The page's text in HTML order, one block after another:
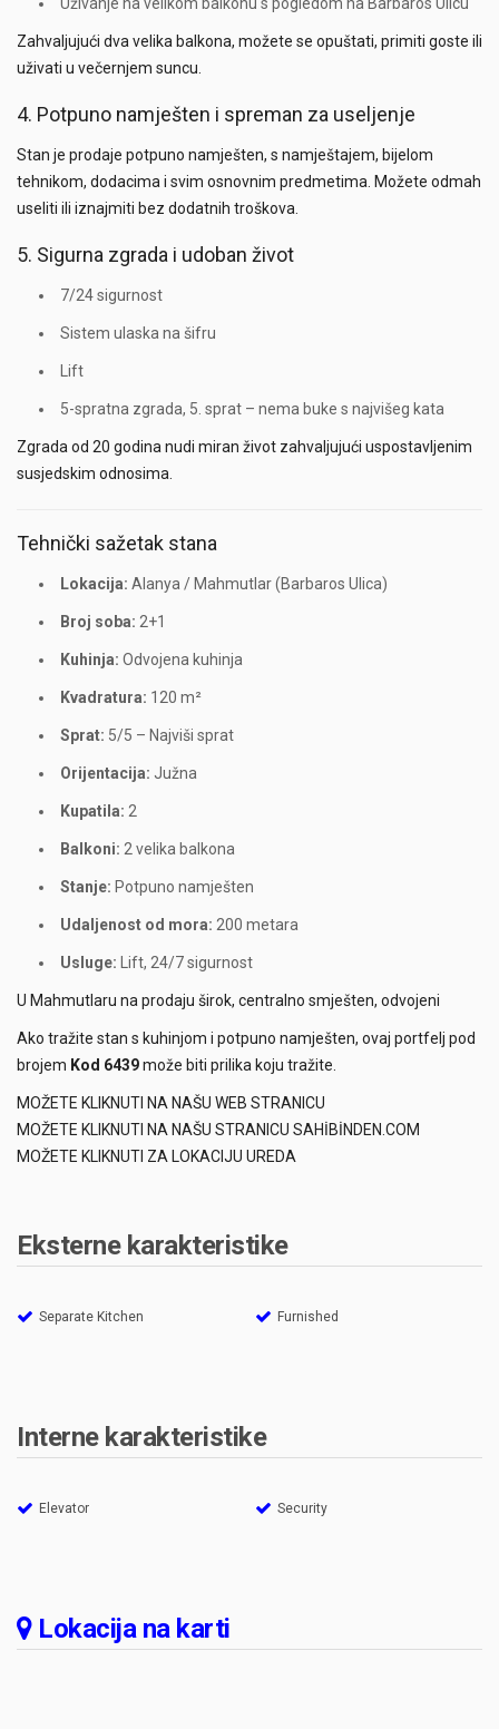
Zahvaljujući dva velika balkona, možete se opuštati, primiti goste ili
uživati u večernjem suncu.
4. Potpuno namješten i spreman za useljenje
Stan je prodaje potpuno namješten, s namještajem, bijelom
tehnikom, dodacima i svim osnovnim predmetima. Možete odmah
useliti ili iznajmiti bez dodatnih troškova.
5. Sigurna zgrada i udoban život
7/24 sigurnost
Sistem ulaska na šifru
Lift
5-spratna zgrada, 5. sprat – nema buke s najvišeg kata
Zgrada od 20 godina nudi miran život zahvaljujući uspostavljenim
susjedskim odnosima.
Tehnički sažetak stana
Lokacija: Alanya / Mahmutlar (Barbaros Ulica)
Broj soba: 2+1
Kuhinja: Odvojena kuhinja
Kvadratura: 120 m²
Sprat: 5/5 – Najviši sprat
Orijentacija: Južna
Kupatila: 2
Balkoni: 2 velika balkona
Stanje: Potpuno namješten
Udaljenost od mora: 200 metara
Usluge: Lift, 24/7 sigurnost
U Mahmutlaru na prodaju širok, centralno smješten, odvojeni
Ako tražite stan s kuhinjom i potpuno namješten, ovaj portfelj pod
brojem Kod 6439može biti prilika koju tražite.
MOŽETE KLIKNUTI NA NAŠU WEB STRANICU
MOŽETE KLIKNUTI NA NAŠU STRANICU SAHİBİNDEN.COM
MOŽETE KLIKNUTI ZA LOKACIJU UREDA
Eksterne karakteristike
Separate Kitchen Furnished
Interne karakteristike
Elevator Security
Lokacija na karti